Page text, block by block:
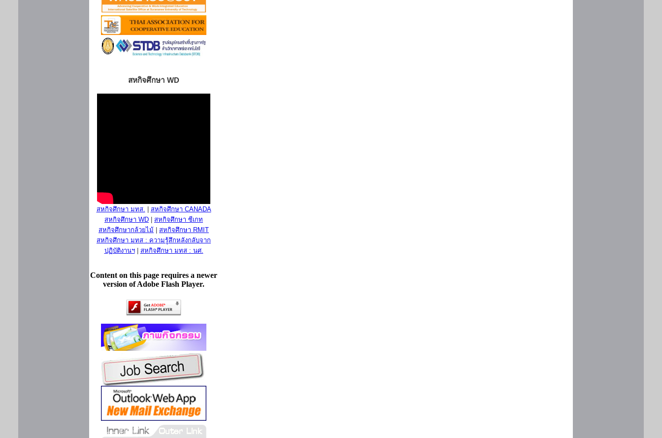
สหกิจศึกษา WD
สหกิจศึกษา มทส.
สหกิจศึกษา CANADA
สหกิจศึกษา WD
สหกิจศึกษา ซีเกท
สหกิจศึกษากล้วยไม้
สหกิจศึกษา RMIT
สหกิจศึกษา มทส : ความรู้สึกหลังกลับจาก
ปฏิบัติงานฯ| สหกิจศึกษา มทส : นศ.
Content on this page requires a newer
version of Adobe Flash Player.